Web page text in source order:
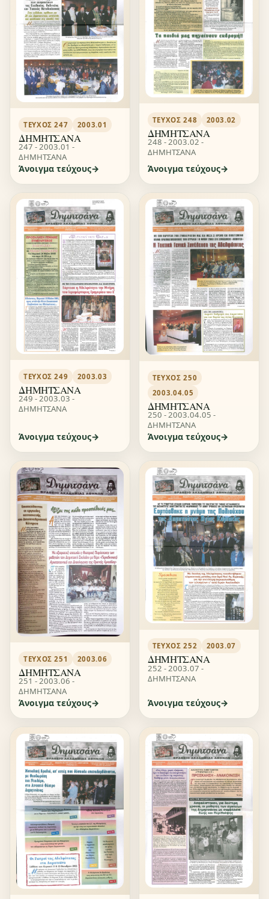
ΤΕΎΧΟΣ 247 2003.01
ΔΗΜΗΤΣΑΝΑ
247 - 2003.01 -
ΔΗΜΗΤΣΑΝΑ
Άνοιγμα τεύχους
ΤΕΎΧΟΣ 248 2003.02
ΔΗΜΗΤΣΑΝΑ
248 - 2003.02 -
ΔΗΜΗΤΣΑΝΑ
Άνοιγμα τεύχους
ΤΕΎΧΟΣ 249 2003.03
ΔΗΜΗΤΣΑΝΑ
249 - 2003.03 -
ΔΗΜΗΤΣΑΝΑ
Άνοιγμα τεύχους
ΤΕΎΧΟΣ 250
2003.04.05
ΔΗΜΗΤΣΑΝΑ
250 - 2003.04.05 -
ΔΗΜΗΤΣΑΝΑ
Άνοιγμα τεύχους
ΤΕΎΧΟΣ 251 2003.06
ΔΗΜΗΤΣΑΝΑ
251 - 2003.06 -
ΔΗΜΗΤΣΑΝΑ
Άνοιγμα τεύχους
ΤΕΎΧΟΣ 252 2003.07
ΔΗΜΗΤΣΑΝΑ
252 - 2003.07 -
ΔΗΜΗΤΣΑΝΑ
Άνοιγμα τεύχους